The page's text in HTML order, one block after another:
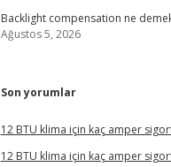
Backlight compensation ne
Ağustos 5, 2026
Son yorumlar
12 BTU klima için kaç amper
12 BTU klima için kaç amper